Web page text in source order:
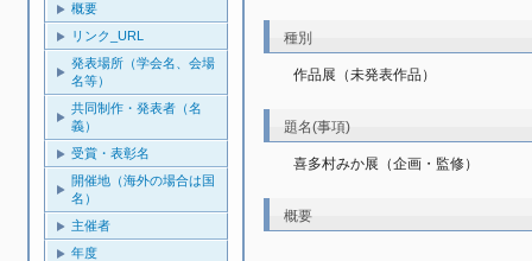
概要
リンク_URL
発表場所（学会名、会場
名等）
共同制作・発表者（名
義）
受賞・表彰名
開催地（海外の場合は国
名）
主催者
年度
種別
作品展（未発表作品）
題名(事項)
喜多村みか展（企画・監修）
概要